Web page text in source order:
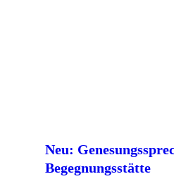
Neu:
Begegnungsstätte